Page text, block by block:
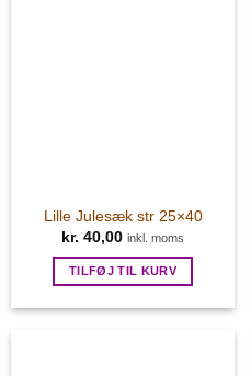
Lille Julesæk str 25×40
kr. 40,00 inkl. moms
TILFØJ TIL KURV